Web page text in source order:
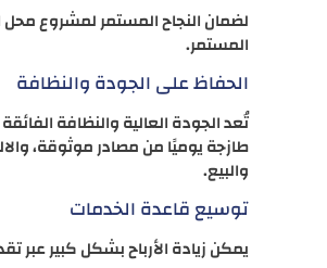
لضمان النجاح المستمر لمشروع محل
المستمر.
الحفاظ على الجودة والنظافة
تُعد الجودة العالية والنظافة
طازجة يوميًا من مصادر موثوقة،
والبيع.
توسيع قاعدة الخدمات
يمكن زيادة الأرباح بشكل كبير عبر